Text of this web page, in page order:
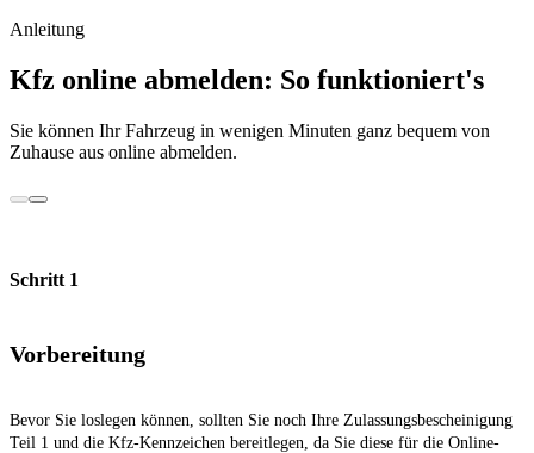
Anleitung
Kfz online abmelden: So funktioniert's
Sie können Ihr Fahrzeug in wenigen Minuten ganz bequem von
Zuhause aus online abmelden.
Schritt 1
Vorbereitung
Bevor Sie loslegen können, sollten Sie noch Ihre Zulassungsbescheinigung
Teil 1 und die Kfz-Kennzeichen bereitlegen, da Sie diese für die Online-